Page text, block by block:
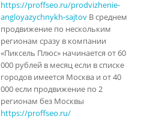
https://proffseo.ru/prodvizhenie-
angloyazychnykh-sajtov В среднем
продвижение по нескольким
регионам сразу в компании
«Пиксель Плюс» начинается от 60
000 рублей в месяц если в списке
городов имеется Москва и от 40
000 если продвижение по 2
регионам без Москвы
https://proffseo.ru/